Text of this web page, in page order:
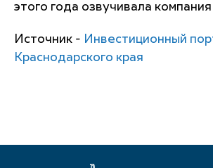
этого года озвучивала
Источник - Инвестиционный
Краснодарского края